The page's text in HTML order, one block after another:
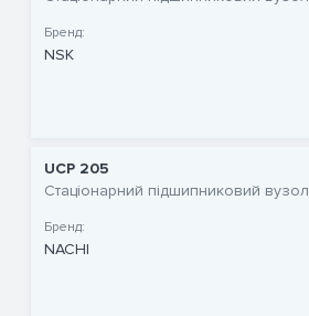
Бренд:
NSK
UCP 205
Стаціонарний підшипниковий вузол
Бренд:
NACHI